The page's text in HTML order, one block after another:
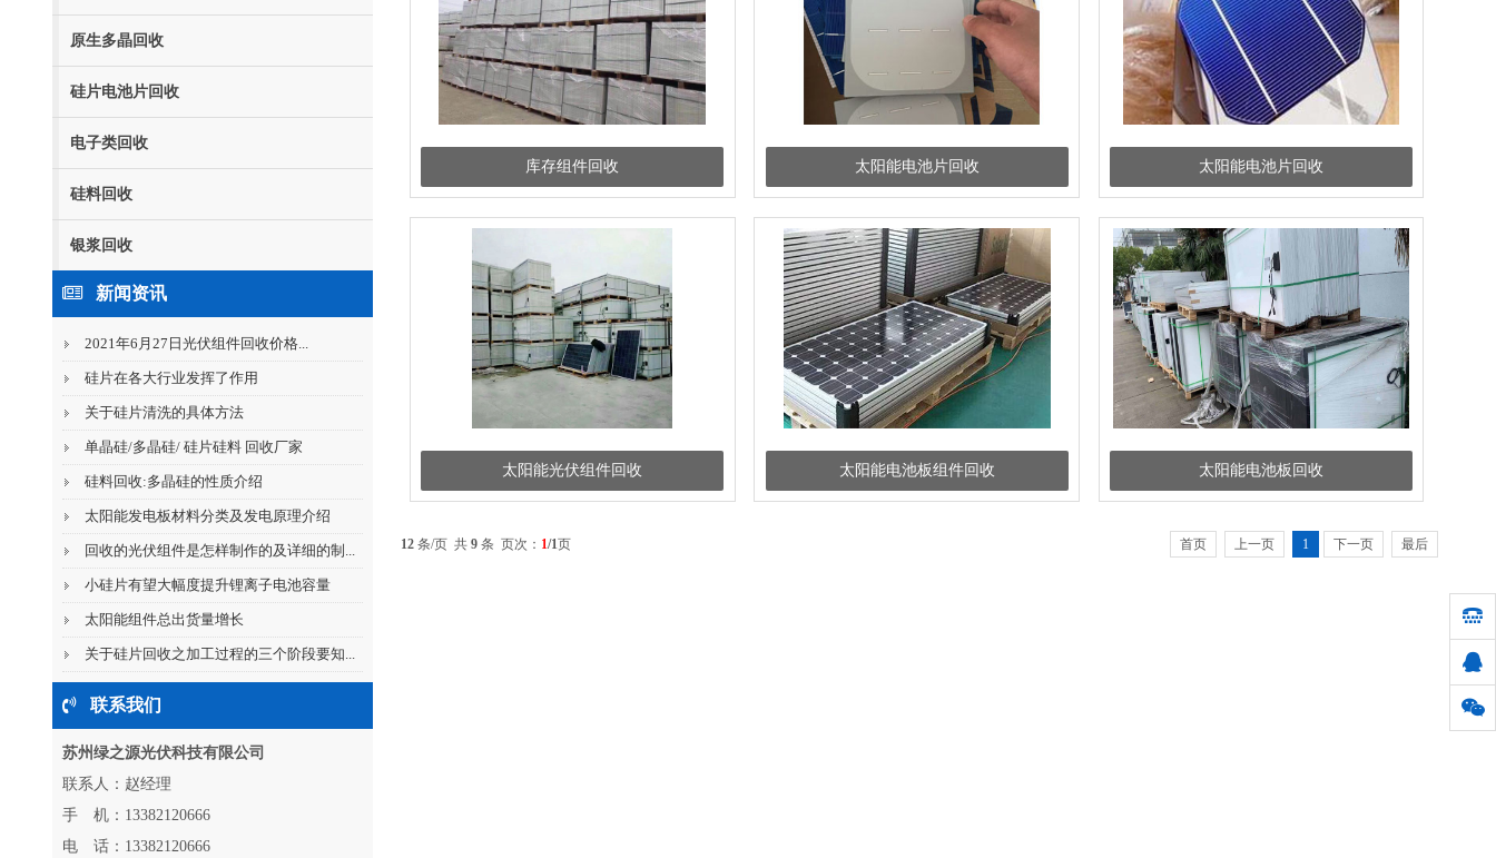
原生多晶回收
硅片电池片回收
电子类回收
硅料回收
银浆回收
新闻资讯
2021年6月27日光伏组件回收价格...
硅片在各大行业发挥了作用
关于硅片清洗的具体方法
单晶硅/多晶硅/ 硅片硅料 回收厂家
硅料回收:多晶硅的性质介绍
太阳能发电板材料分类及发电原理介绍
回收的光伏组件是怎样制作的及详细的制...
小硅片有望大幅度提升锂离子电池容量
太阳能组件总出货量增长
关于硅片回收之加工过程的三个阶段要知...
联系我们
苏州绿之源光伏科技有限公司
联系人：赵经理
手 机：13382120666
电 话：13382120666
库存组件回收 太阳能电池片回收 太阳能电池片回收
太阳能光伏组件回收 太阳能电池板组件回收 太阳能电池板回收
12条/页 共 9条 页次： 1/1页 首页 上一页 1 下一页 最后